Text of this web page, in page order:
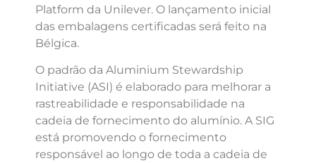
Platform da Unilever. O lançamento inicial
das embalagens certificadas será feito na
Bélgica.
O padrão da Aluminium Stewardship
Initiative (ASI) é elaborado para melhorar a
rastreabilidade e responsabilidade na
cadeia de fornecimento do alumínio. A SIG
está promovendo o fornecimento
responsável ao longo de toda a cadeia de